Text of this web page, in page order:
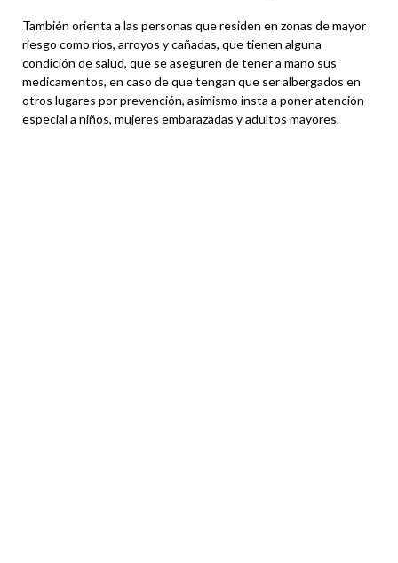
También orienta a las personas que residen en zonas de mayor
riesgo como ríos, arroyos y cañadas, que tienen alguna
condición de salud, que se aseguren de tener a mano sus
medicamentos, en caso de que tengan que ser albergados en
otros lugares por prevención, asimismo insta a poner atención
especial a niños, mujeres embarazadas y adultos mayores.